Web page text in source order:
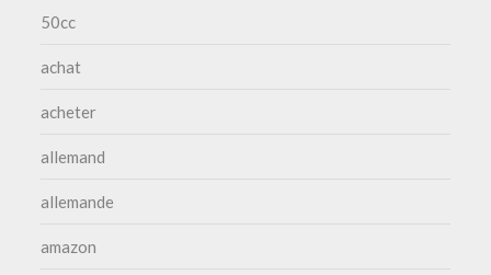
50cc
achat
acheter
allemand
allemande
amazon